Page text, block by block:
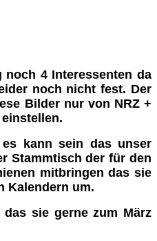
4 Interessenten da
noch nicht fest. Der
Bilder nur von NRZ +
kann sein das unser
Stammtisch der für den
mitbringen das sie
Kalendern um.
sie gerne zum März